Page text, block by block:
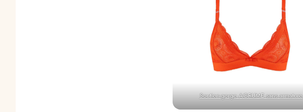
Soutien-gorge AGRUME sans armature